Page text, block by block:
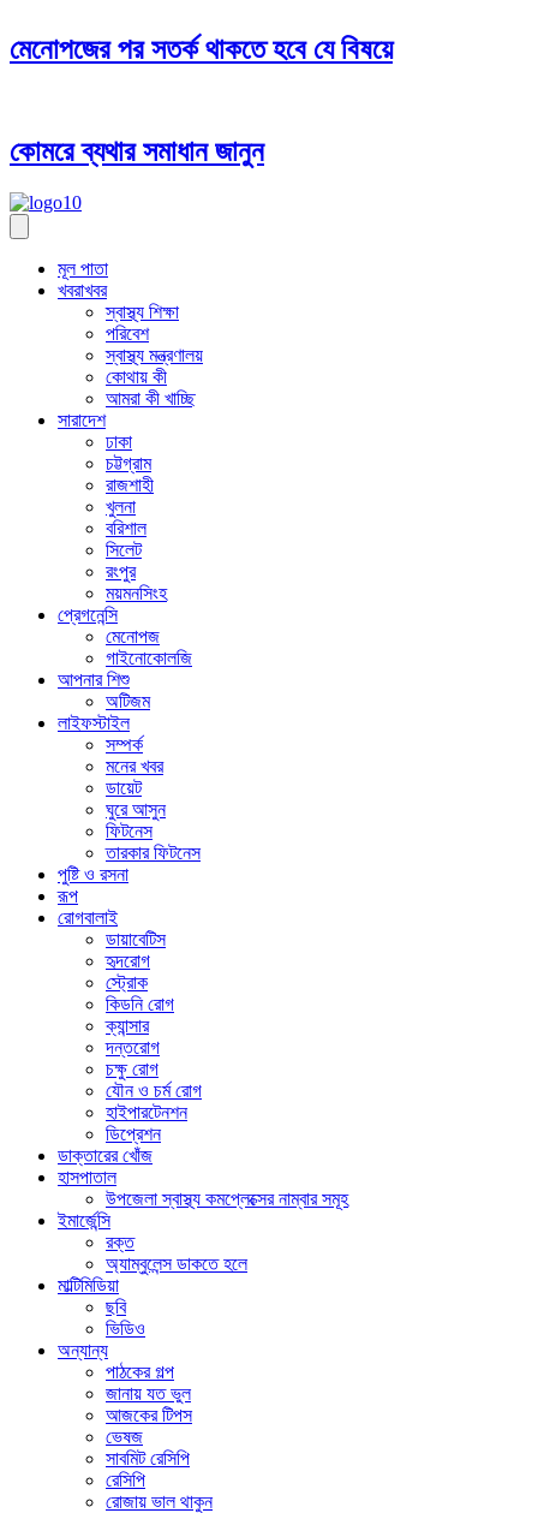
মেনোপজের পর সতর্ক থাকতে হবে যে বিষয়ে
কোমরে ব্যথার সমাধান জানুন
মূল পাতা
খবরাখবর
স্বাস্থ্য শিক্ষা
পরিবেশ
স্বাস্থ্য মন্ত্রণালয়
কোথায় কী
আমরা কী খাচ্ছি
সারাদেশ
ঢাকা
চট্টগ্রাম
রাজশাহী
খুলনা
বরিশাল
সিলেট
রংপুর
ময়মনসিংহ
প্রেগনেন্সি
মেনোপজ
গাইনোকোলজি
আপনার শিশু
অটিজম
লাইফস্টাইল
সম্পর্ক
মনের খবর
ডায়েট
ঘুরে আসুন
ফিটনেস
তারকার ফিটনেস
পুষ্টি ও রসনা
রূপ
রোগবালাই
ডায়াবেটিস
হৃদরোগ
স্ট্রোক
কিডনি রোগ
ক্যান্সার
দন্তরোগ
চক্ষু রোগ
যৌন ও চর্ম রোগ
হাইপারটেনশন
ডিপ্রেশন
ডাক্তারের খোঁজ
হাসপাতাল
উপজেলা স্বাস্থ্য কমপ্লেক্সের নাম্বার সমূহ
ইমার্জেন্সি
রক্ত
অ্যাম্বুলেন্স ডাকতে হলে
মাল্টিমিডিয়া
ছবি
ভিডিও
অন্যান্য
পাঠকের গল্প
জানায় যত ভুল
আজকের টিপস
ভেষজ
সাবমিট রেসিপি
রেসিপি
রোজায় ভাল থাকুন